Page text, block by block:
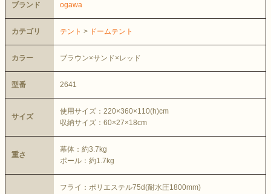
ブランド ogawa
カテゴリ テント > ドームテント
カラー ブラウン×サンド×レッド
型番 2641
サイズ
使用サイズ：220×360×110(h)cm
収納サイズ：60×27×18cm
重さ
幕体：約3.7kg
ポール：約1.7kg
フライ：ポリエステル75d(耐水圧1800mm)